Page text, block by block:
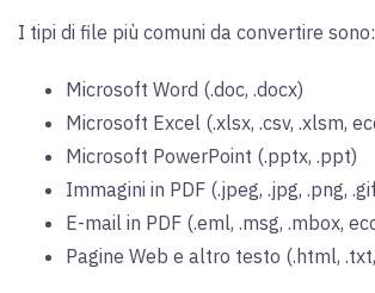
I tipi di file più comuni da convertire sono:
Microsoft Word (.doc, .docx)
Microsoft Excel (.xlsx, .csv, .xlsm,
Microsoft PowerPoint (.pptx, .ppt)
Immagini in PDF (.jpeg, .jpg, .png,
E-mail in PDF (.eml, .msg, .mbox,
Pagine Web e altro testo (.html,